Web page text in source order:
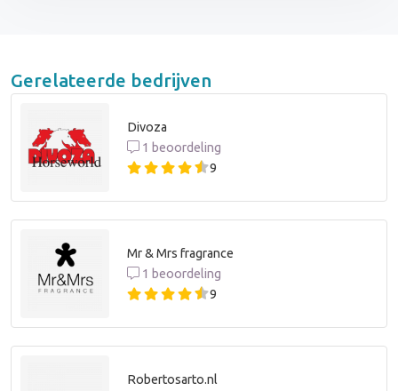
Gerelateerde bedrijven
Divoza
1 beoordeling
9
Mr & Mrs fragrance
1 beoordeling
9
Robertosarto.nl